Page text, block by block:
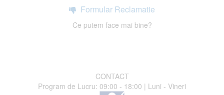
Formular Reclamatie
Ce putem face mai bine?
CONTACT
Program de Lucru: 09:00 - 18:00 | Luni - Vineri